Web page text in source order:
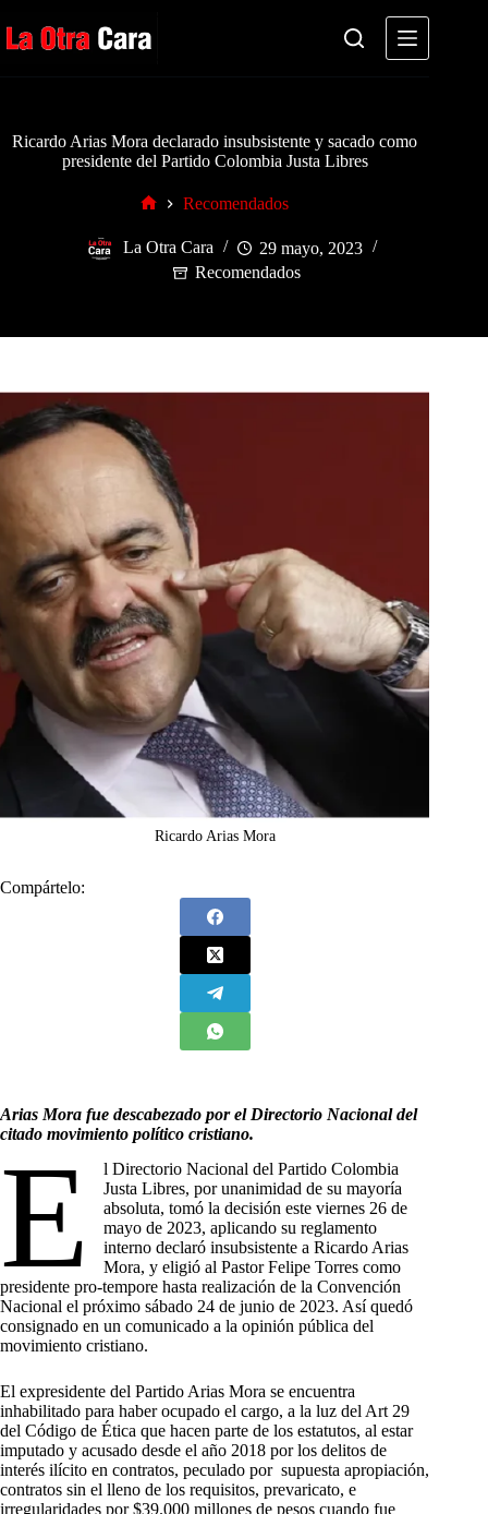
al
contenido
Ricardo Arias Mora declarado insubsistente y sacado como
presidente del Partido Colombia Justa Libres
Recomendados
La Otra Cara
29 mayo, 2023
Recomendados
Ricardo Arias Mora
Compártelo:
Arias Mora fue descabezado por el Directorio Nacional del
citado movimiento político cristiano.
E
l Directorio Nacional del Partido Colombia
Justa Libres, por unanimidad de su mayoría
absoluta, tomó la decisión este viernes 26 de
mayo de 2023, aplicando su reglamento
interno declaró insubsistente a Ricardo Arias
Mora, y eligió al Pastor Felipe Torres como
presidente pro-tempore hasta realización de la Convención
Nacional el próximo sábado 24 de junio de 2023. Así quedó
consignado en un comunicado a la opinión pública del
movimiento cristiano.
El expresidente del Partido Arias Mora se encuentra
inhabilitado para haber ocupado el cargo, a la luz del Art 29
del Código de Ética que hacen parte de los estatutos, al estar
imputado y acusado desde el año 2018 por los delitos de
interés ilícito en contratos, peculado por supuesta apropiación,
contratos sin el lleno de los requisitos, prevaricato, e
irregularidades por $39.000 millones de pesos cuando fue